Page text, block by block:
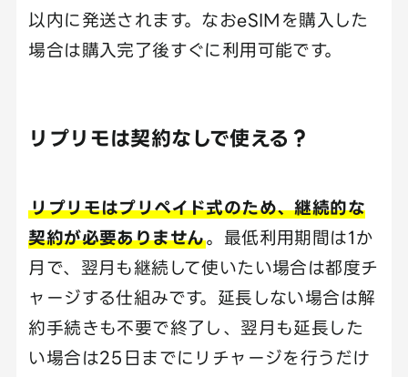
以内に発送されます。なおeSIMを購入した
場合は購入完了後すぐに利用可能です。
リプリモは契約なしで使える？
リプリモはプリペイド式のため、継続的な
契約が必要ありません。最低利用期間は1か
月で、翌月も継続して使いたい場合は都度チ
ャージする仕組みです。延長しない場合は解
約手続きも不要で終了し、翌月も延長した
い場合は25日までにリチャージを行うだけ